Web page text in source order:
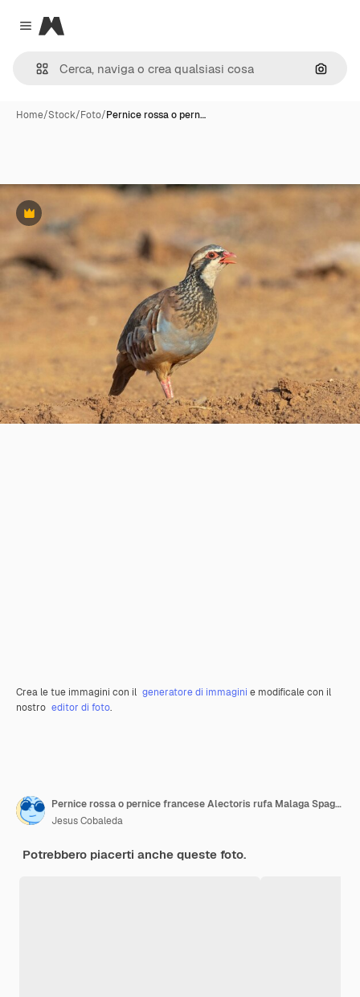
Close menu
Magnific
Cerca
Home/Stock/Foto/Pernice rossa o pern…
Premium
Crea le tue immagini con il generatore di immagini e modificale con il
nostro editor di foto.
Pernice rossa o pernice francese Alectoris rufa Malaga Spagna
Jesus Cobaleda
Potrebbero piacerti anche queste foto.